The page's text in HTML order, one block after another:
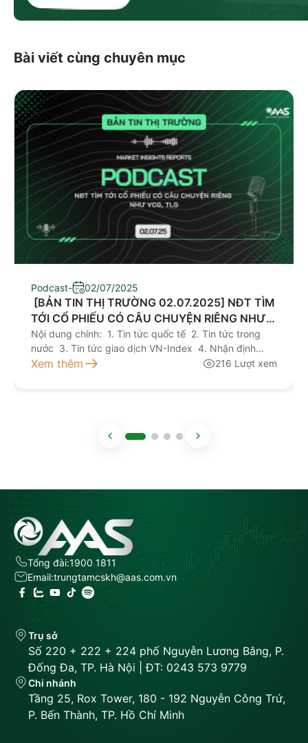
Bài viết cùng chuyên mục
Podcast- 02/07/2025
​ [BẢN TIN THỊ TRƯỜNG 02.07.2025] NĐT TÌM
TỚI CỔ PHIẾU CÓ CÂU CHUYỆN RIÊNG NHƯ
VCG, TLG
Nội dung chính: 1. Tin tức quốc tế 2. Tin tức trong
nước 3. Tin tức giao dịch VN-Index 4. Nhận định
giao dịch 5. Khuyến nghị đầu tư Kính mời quý nhà
Xem thêm 216 Lượt xem
Tổng đài:1900 1811
Email:trungtamcskh@aas.com.vn
Trụ sở
Số 220 + 222 + 224 phố Nguyễn Lương Bằng, P.
Đống Đa, TP. Hà Nội | ĐT: 0243 573 9779
Chi nhánh
Tầng 25, Rox Tower, 180 - 192 Nguyễn Công Trứ,
P. Bến Thành, TP. Hồ Chí Minh